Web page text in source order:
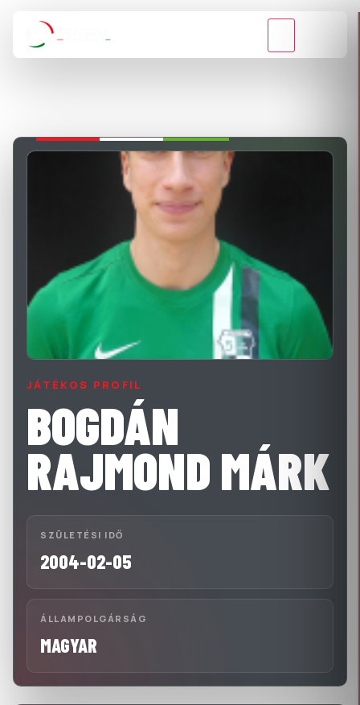
JÁTÉKOS PROFIL
BOGDÁN
RAJMOND MÁRK
SZÜLETÉSI IDŐ
2004-02-05
ÁLLAMPOLGÁRSÁG
MAGYAR